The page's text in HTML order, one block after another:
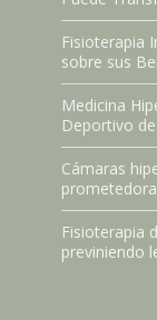
Fisioterapia
sobre sus
Medicina
Deportivo
Cámaras
Fisioterapia
previniendo